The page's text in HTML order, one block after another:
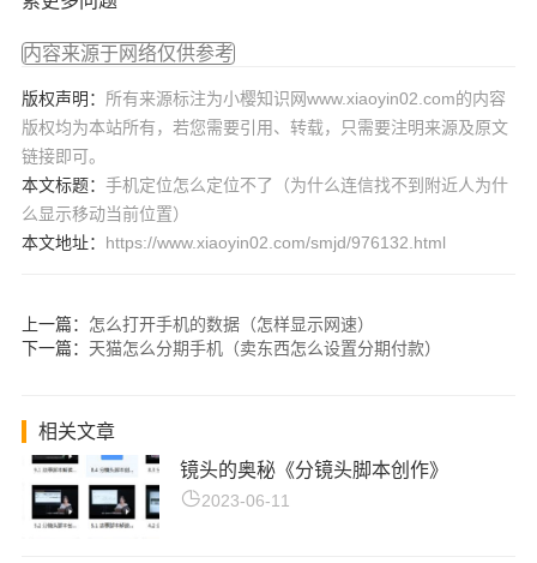
内容来源于网络仅供参考
版权声明： 所有来源标注为小樱知识网www.xiaoyin02.com的内容
版权均为本站所有，若您需要引用、转载，只需要注明来源及原文
链接即可。
本文标题： 手机定位怎么定位不了（为什么连信找不到附近人为什
么显示移动当前位置）
本文地址： https://www.xiaoyin02.com/smjd/976132.html
上一篇： 怎么打开手机的数据（怎样显示网速）
下一篇： 天猫怎么分期手机（卖东西怎么设置分期付款）
相关文章
镜头的奥秘《分镜头脚本创作》
2023-06-11